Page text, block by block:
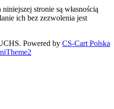
stronie są własnością
ich bez zezwolenia jest
Powered by CS-Cart Polska